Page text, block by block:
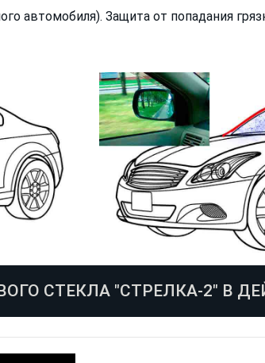
автомобиля). Защита от попадания
СТЕКЛА "СТРЕЛКА-2" В